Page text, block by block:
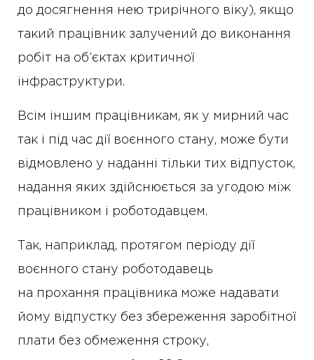
до досягнення нею трирічного віку), якщо
такий працівник залучений до виконання
робіт на об’єктах критичної
інфраструктури.
Всім іншим працівникам, як у мирний час
так і під час дії воєнного стану, може бути
відмовлено у наданні тільки тих відпусток,
надання яких здійснюється за угодою між
працівником і роботодавцем.
Так, наприклад, протягом періоду дії
воєнного стану роботодавець
на прохання працівника може надавати
йому відпустку без збереження заробітної
плати без обмеження строку,